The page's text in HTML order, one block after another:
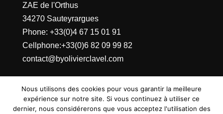
ZAE de l'Orthus
34270 Sauteyrargues
Phone: +33(0)4 67 15 01 91
Cellphone:+33(0)6 82 09 99 82
contact@byolivierclavel.com
Nous utilisons des cookies pour vous garantir la meilleure
expérience sur notre site. Si vous continuez à utiliser ce
dernier, nous considérerons que vous acceptez l'utilisation des